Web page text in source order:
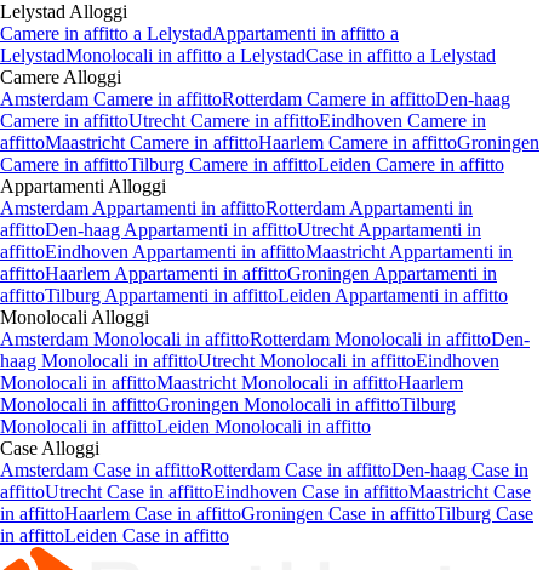
Lelystad Alloggi
Camere in affitto a LelystadAppartamenti in affitto a
LelystadMonolocali in affitto a LelystadCase in affitto a Lelystad
Camere Alloggi
Amsterdam Camere in affittoRotterdam Camere in affittoDen-haag
Camere in affittoUtrecht Camere in affittoEindhoven Camere in
affittoMaastricht Camere in affittoHaarlem Camere in affittoGroningen
Camere in affittoTilburg Camere in affittoLeiden Camere in affitto
Appartamenti Alloggi
Amsterdam Appartamenti in affittoRotterdam Appartamenti in
affittoDen-haag Appartamenti in affittoUtrecht Appartamenti in
affittoEindhoven Appartamenti in affittoMaastricht Appartamenti in
affittoHaarlem Appartamenti in affittoGroningen Appartamenti in
affittoTilburg Appartamenti in affittoLeiden Appartamenti in affitto
Monolocali Alloggi
Amsterdam Monolocali in affittoRotterdam Monolocali in affittoDen-
haag Monolocali in affittoUtrecht Monolocali in affittoEindhoven
Monolocali in affittoMaastricht Monolocali in affittoHaarlem
Monolocali in affittoGroningen Monolocali in affittoTilburg
Monolocali in affittoLeiden Monolocali in affitto
Case Alloggi
Amsterdam Case in affittoRotterdam Case in affittoDen-haag Case in
affittoUtrecht Case in affittoEindhoven Case in affittoMaastricht Case
in affittoHaarlem Case in affittoGroningen Case in affittoTilburg Case
in affittoLeiden Case in affitto